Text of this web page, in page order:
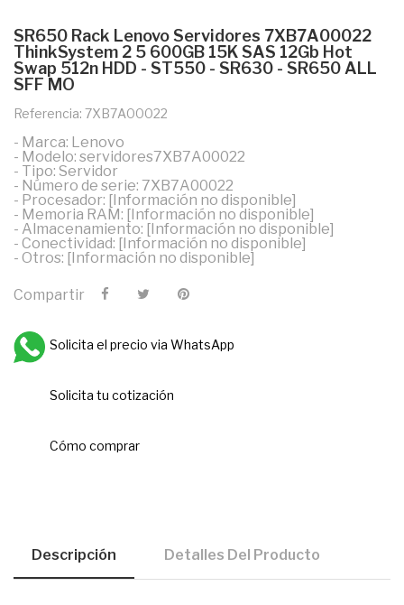
SR650 Rack Lenovo Servidores 7XB7A00022
ThinkSystem 2 5 600GB 15K SAS 12Gb Hot
Swap 512n HDD - ST550 - SR630 - SR650 ALL
SFF MO
Referencia: 7XB7A00022
- Marca: Lenovo
- Modelo: servidores7XB7A00022
- Tipo: Servidor
- Número de serie: 7XB7A00022
- Procesador: [Información no disponible]
- Memoria RAM: [Información no disponible]
- Almacenamiento: [Información no disponible]
- Conectividad: [Información no disponible]
- Otros: [Información no disponible]
Compartir
Solicita el precio via WhatsApp
Solicita tu cotización
Cómo comprar
Descripción Detalles Del Producto